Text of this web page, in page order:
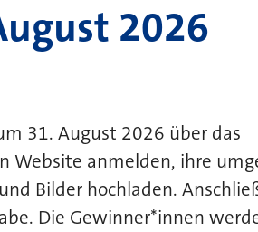
2026
31. August 2026 über das
Website anmelden, ihre
Bilder hochladen.
Die Gewinner*innen